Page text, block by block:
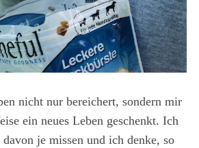
nicht nur bereichert, sondern mir
ein neues Leben geschenkt. Ich
je missen und ich denke, so